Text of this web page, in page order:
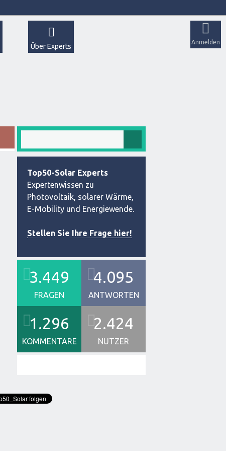
Anmelden
Über Experts
Top50-Solar Experts
Expertenwissen zu
Photovoltaik, solarer Wärme,
E-Mobility und Energiewende.
Stellen Sie Ihre Frage hier!
3.449
FRAGEN
4.095
ANTWORTEN
1.296
KOMMENTARE
2.424
NUTZER